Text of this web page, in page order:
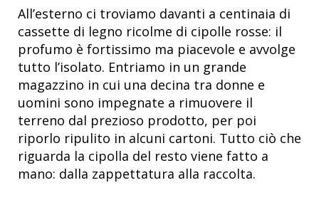
All’esterno ci troviamo davanti a centinaia di
cassette di legno ricolme di cipolle rosse: il
profumo è fortissimo ma piacevole e avvolge
tutto l’isolato. Entriamo in un grande
magazzino in cui una decina tra donne e
uomini sono impegnate a rimuovere il
terreno dal prezioso prodotto, per poi
riporlo ripulito in alcuni cartoni. Tutto ciò che
riguarda la cipolla del resto viene fatto a
mano: dalla zappettatura alla raccolta.